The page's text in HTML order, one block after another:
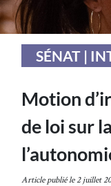
SÉNAT |
Motion
de loi sur
Article publié le 2 juillet